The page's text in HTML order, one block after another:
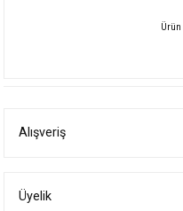
Ürün
Alışveriş
Üyelik